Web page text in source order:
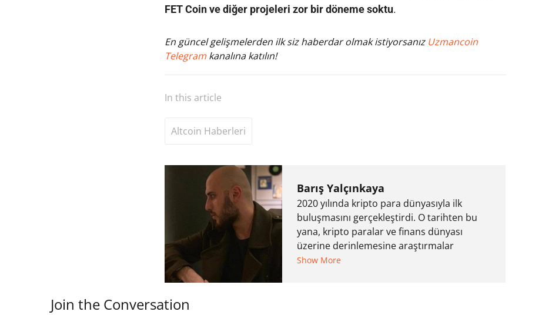
FET Coin ve diğer projeleri zor bir döneme soktu.
En güncel gelişmelerden ilk siz haberdar olmak istiyorsanız Uzmancoin
Telegram kanalına katılın!
In this article
Altcoin Haberleri
Barış Yalçınkaya
2020 yılında kripto para dünyasıyla ilk
buluşmasını gerçekleştirdi. O tarihten bu
yana, kripto paralar ve finans dünyası
üzerine derinlemesine araştırmalar
yaparak bilgisini sürekli olarak
Show More
Join the Conversation